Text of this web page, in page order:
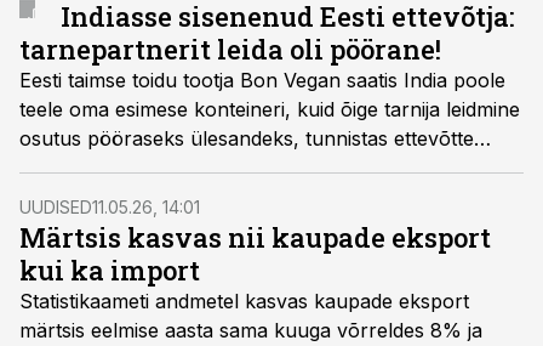
Indiasse sisenenud Eesti ettevõtja:
tarnepartnerit leida oli pöörane!
Eesti taimse toidu tootja Bon Vegan saatis India poole
teele oma esimese konteineri, kuid õige tarnija leidmine
osutus pööraseks ülesandeks, tunnistas ettevõtte
tegevjuhtKarin Miller.
UUDISED11.05.26, 14:01
Märtsis kasvas nii kaupade eksport
kui ka import
Statistikaameti andmetel kasvas kaupade eksport
märtsis eelmise aasta sama kuuga võrreldes 8% ja